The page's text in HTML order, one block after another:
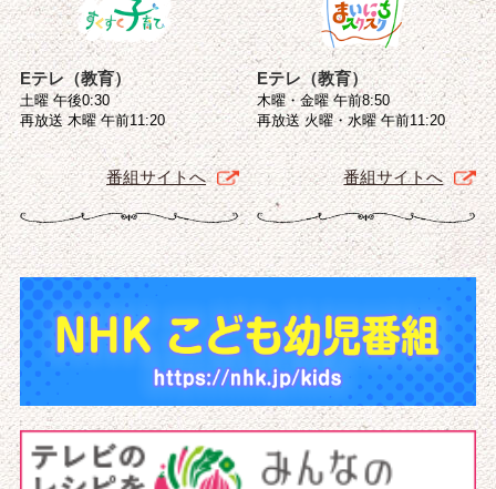
Eテレ（教育）
土曜 午後0:30
再放送 木曜 午前11:20
番組サイトへ
Eテレ（教育）
木曜・金曜 午前8:50
再放送 火曜・水曜 午前11:20
番組サイトへ